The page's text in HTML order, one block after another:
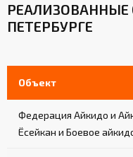
РЕАЛИЗОВАННЫЕ
ПЕТЕРБУРГЕ
Объект
Федерация Айкидо и
Ёсейкан и Боевое